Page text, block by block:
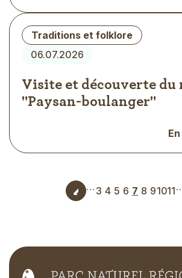
06.07.2026
Type
d'évènement
Traditions et folklore
Visite et découverte du
"Paysan-boulanger"
… 3 4 5 6 7 8 91011